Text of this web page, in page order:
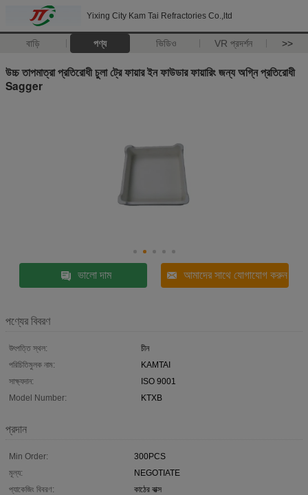
Yixing City Kam Tai Refractories Co.,ltd
বাড়ি পণ্য ভিডিও VR প্রদর্শন >>
উচ্চ তাপমাত্রা প্রতিরোধী চুলা ট্রে ফায়ার ইন ফাউডার ফায়ারিং জন্য অগ্নি প্রতিরোধী
Sagger
ভালো দাম আমাদের সাথে যোগাযোগ করুন
পণ্যের বিবরণ
উৎপত্তি স্থল:
চীন
পরিচিতিমুলক নাম:
KAMTAI
সাক্ষ্যদান:
ISO 9001
Model Number:
KTXB
প্রদান
Min Order:
300PCS
মূল্য:
NEGOTIATE
প্যাকেজিং বিবরণ:
কাঠের বাক্স